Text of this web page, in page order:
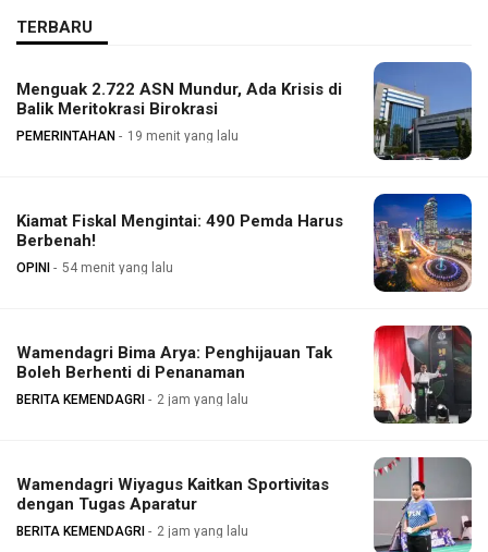
TERBARU
Menguak 2.722 ASN Mundur, Ada Krisis di
Balik Meritokrasi Birokrasi
PEMERINTAHAN 19 menit yang lalu
Kiamat Fiskal Mengintai: 490 Pemda Harus
Berbenah!
OPINI 54 menit yang lalu
Wamendagri Bima Arya: Penghijauan Tak
Boleh Berhenti di Penanaman
BERITA KEMENDAGRI 2 jam yang lalu
Wamendagri Wiyagus Kaitkan Sportivitas
dengan Tugas Aparatur
BERITA KEMENDAGRI 2 jam yang lalu